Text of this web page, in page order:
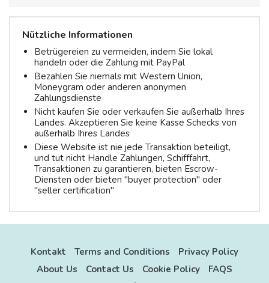
Nützliche Informationen
Betrügereien zu vermeiden, indem Sie lokal
handeln oder die Zahlung mit PayPal
Bezahlen Sie niemals mit Western Union,
Moneygram oder anderen anonymen
Zahlungsdienste
Nicht kaufen Sie oder verkaufen Sie außerhalb Ihres
Landes. Akzeptieren Sie keine Kasse Schecks von
außerhalb Ihres Landes
Diese Website ist nie jede Transaktion beteiligt,
und tut nicht Handle Zahlungen, Schifffahrt,
Transaktionen zu garantieren, bieten Escrow-
Diensten oder bieten "buyer protection" oder
"seller certification"
Kontakt Terms and Conditions
Privacy Policy
About Us
Contact Us Cookie Policy
FAQS